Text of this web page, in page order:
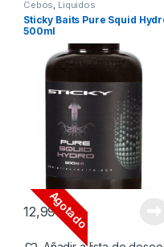
Agotado
12,99€
Añadir a lista de deseos
Cebos,Liquidos
Sticky Baits Pure Squid Hydro